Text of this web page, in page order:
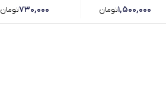
۱,۵۰۰,۰۰۰تومان ۷۳۰,۰۰۰تومان